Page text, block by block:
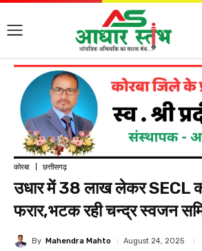
कोरबा छत्तीसगढ़
उधार में 38 लाख लेकर SECL
फरार,भटक रही चन्द्र स्वजन
By Mahendra Mahto August 24, 2025